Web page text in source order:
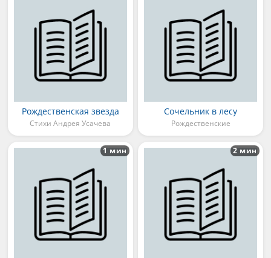
Рождественская звезда
Стихи Андрея Усачева
Сочельник в лесу
Рождественские
1 мин 2 мин